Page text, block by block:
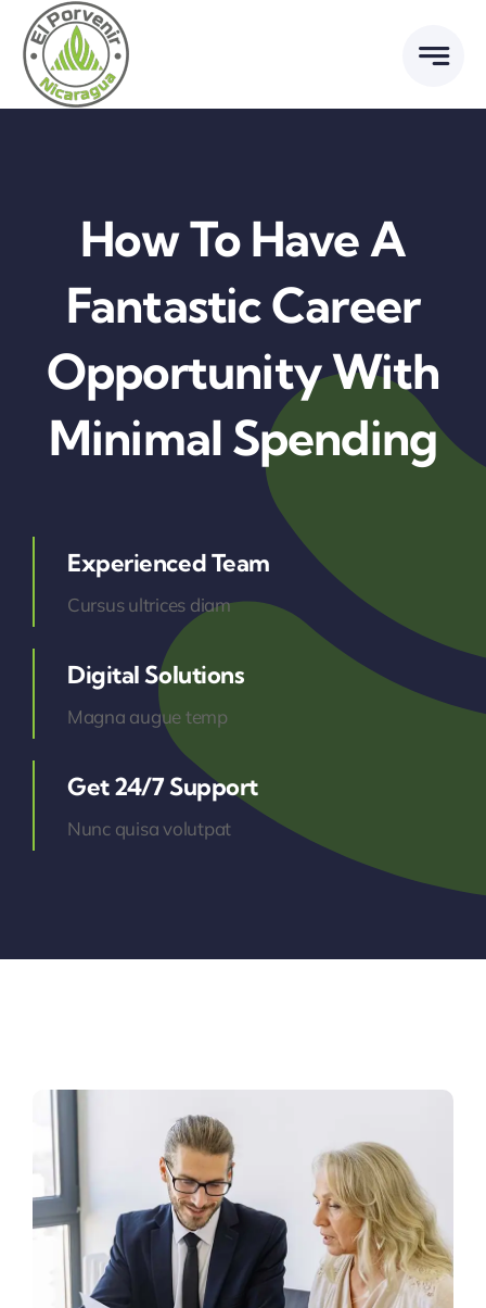
contenido
How To Have A
Fantastic Career
Opportunity With
Minimal Spending
Experienced Team
Cursus ultrices diam
Digital Solutions
Magna augue temp
Get 24/7 Support
Nunc quisa volutpat